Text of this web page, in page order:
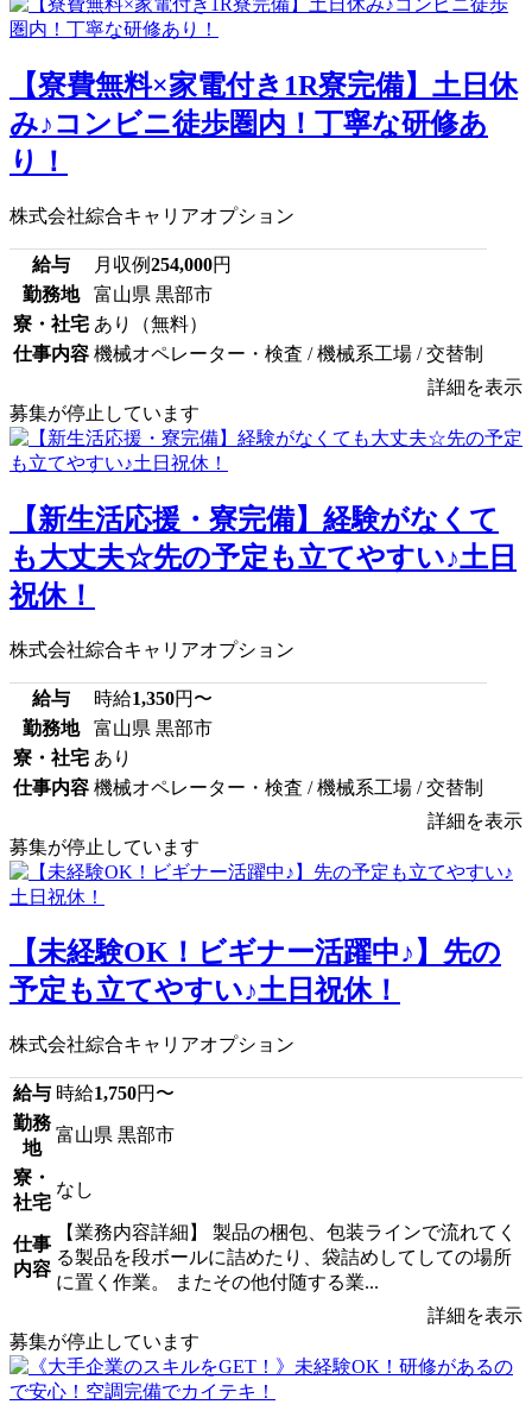
【寮費無料×家電付き1R寮完備】土日休
み♪コンビニ徒歩圏内！丁寧な研修あ
り！
株式会社綜合キャリアオプション
給与 月収例254,000円
勤務地
富山県 黒部市
寮・社宅 あり（無料）
仕事内容 機械オペレーター・検査 / 機械系工場 / 交替制
詳細を表示
募集が停止しています
【新生活応援・寮完備】経験がなくて
も大丈夫☆先の予定も立てやすい♪土日
祝休！
株式会社綜合キャリアオプション
給与 時給1,350円〜
勤務地
富山県 黒部市
寮・社宅 あり
仕事内容 機械オペレーター・検査 / 機械系工場 / 交替制
詳細を表示
募集が停止しています
【未経験OK！ビギナー活躍中♪】先の
予定も立てやすい♪土日祝休！
株式会社綜合キャリアオプション
給与 時給1,750円〜
勤務
地
富山県 黒部市
寮・
社宅
なし
仕事
内容
【業務内容詳細】 製品の梱包、包装ラインで流れてく
る製品を段ボールに詰めたり、袋詰めしてしての場所
に置く作業。 またその他付随する業...
詳細を表示
募集が停止しています